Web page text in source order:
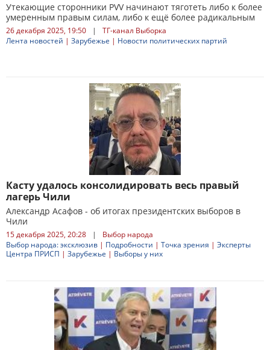
Утекающие сторонники PVV начинают тяготеть либо к более
умеренным правым силам, либо к ещё более радикальным
26 декабря 2025, 19:50 |
ТГ-канал Выборка
Лента новостей | Зарубежье | Новости политических партий
Касту удалось консолидировать весь правый
лагерь Чили
Александр Асафов - об итогах президентских выборов в
Чили
15 декабря 2025, 20:28 |
Выбор народа
Выбор народа: эксклюзив | Подробности | Точка зрения | Эксперты
Центра ПРИСП | Зарубежье | Выборы у них